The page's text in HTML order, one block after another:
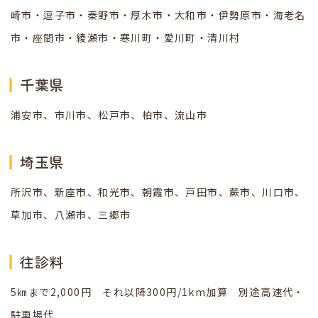
崎市・逗子市・秦野市・厚木市・大和市・伊勢原市・海老名
市・座間市・綾瀬市・寒川町・愛川町・清川村
千葉県
浦安市、市川市、松戸市、柏市、流山市
埼玉県
所沢市、新座市、和光市、朝霞市、戸田市、蕨市、川口市、
草加市、八瀬市、三郷市
往診料
5㎞まで2,000円 それ以降300円/1km加算 別途高速代・
駐車場代